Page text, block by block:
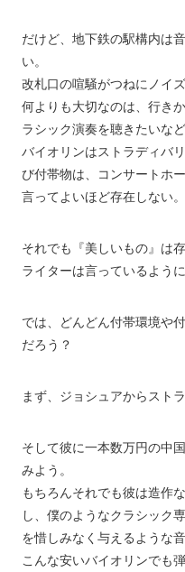
だけど、地下鉄の駅構内は
い。
改札口の喧騒がつねにノイズ
何よりも大切なのは、行き
ラシック演奏を聴きたいな
バイオリンはストラディバ
び付帯物は、コンサートホ
言ってよいほど存在しない。
それでも『美しいもの』は
ライターは言っているよう
では、どんどん付帯環境や
だろう？
まず、ジョシュアからスト
そして彼に一本数万円の中
みよう。
もちろんそれでも彼は造作
し、僕のようなクラシック
を惜しみなく与えるような
こんな安いバイオリンでも